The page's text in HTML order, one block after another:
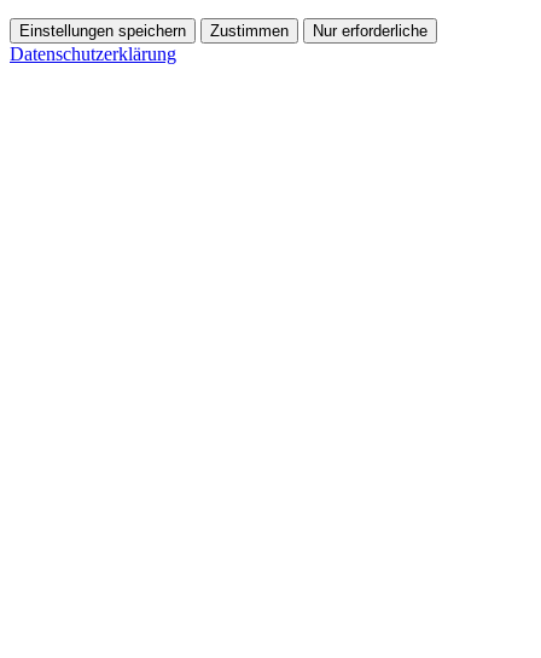
Einstellungen speichern Zustimmen Nur erforderliche
Datenschutzerklärung